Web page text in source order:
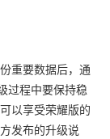
重要数据后，通
过程中要保持稳
以享受荣耀版的
发布的升级说